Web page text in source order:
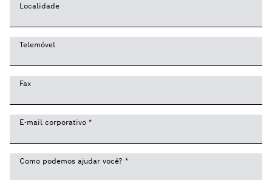
Localidade
Telemóvel
Fax
E-mail corporativo *
Como podemos ajudar você? *